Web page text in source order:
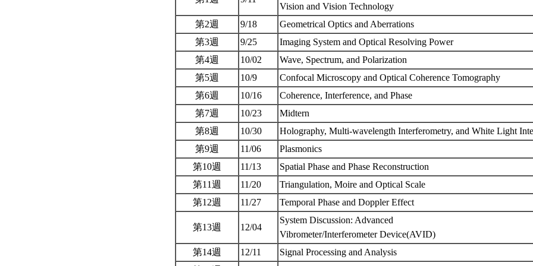
Vision and Vision Technology
第2週
9/18
Geometrical Optics and Aberrations
第3週
9/25
Imaging System and Optical Resolving Power
第4週
10/02
Wave, Spectrum, and Polarization
第5週
10/9
Confocal Microscopy and Optical Coherence Tomography
第6週
10/16
Coherence, Interference, and Phase
第7週
10/23
Midtern
第8週
10/30
Holography, Multi-wavelength Interferometry, and White Light
第9週
11/06
Plasmonics
第10週
11/13
Spatial Phase and Phase Reconstruction
第11週
11/20
Triangulation, Moire and Optical Scale
第12週
11/27 Temporal Phase and Doppler Effect
第13週 12/04
System Discussion: Advanced
Vibrometer/Interferometer Device(AVID)
第14週
12/11
Signal Processing and Analysis